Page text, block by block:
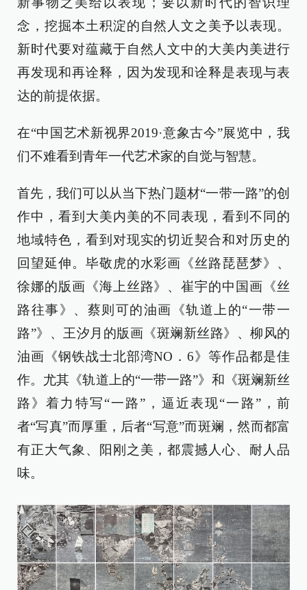
念，挖掘本土积淀的自然人文之美予以表现。
新时代要对蕴藏于自然人文中的大美内美进行
再发现和再诠释，因为发现和诠释是表现与表
达的前提依据。
在“中国艺术新视界2019·意象古今”展览中，我
们不难看到青年一代艺术家的自觉与智慧。
首先，我们可以从当下热门题材“一带一路”的创
作中，看到大美内美的不同表现，看到不同的
地域特色，看到对现实的切近契合和对历史的
回望延伸。毕敬虎的水彩画《丝路琵琶梦》、
徐娜的版画《海上丝路》、崔宇的中国画《丝
路往事》、蔡则可的油画《轨道上的“一带一
路”》、王汐月的版画《斑斓新丝路》、柳风的
油画《钢铁战士北部湾NO．6》等作品都是佳
作。尤其《轨道上的“一带一路”》和《斑斓新丝
路》着力特写“一路”，逼近表现“一路”，前
者“写真”而厚重，后者“写意”而斑斓，然而都富
有正大气象、阳刚之美，都震撼人心、耐人品
味。